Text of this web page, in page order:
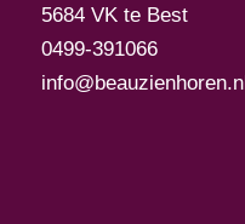
5684 VK te Best
0499-391066
info@beauzienhoren.nl